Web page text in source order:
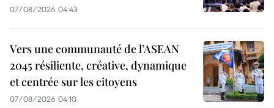
07/08/2026 04:43
Vers une communauté de l’ASEAN
2045 résiliente, créative, dynamique
et centrée sur les citoyens
07/08/2026 04:10